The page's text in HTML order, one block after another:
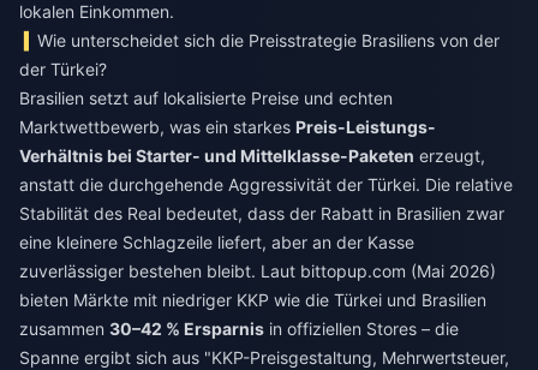
lokalen Einkommen.
Wie unterscheidet sich die Preisstrategie Brasiliens von der
der Türkei?
Brasilien setzt auf lokalisierte Preise und echten
Marktwettbewerb, was ein starkes Preis-Leistungs-
Verhältnis bei Starter- und Mittelklasse-Paketen erzeugt,
anstatt die durchgehende Aggressivität der Türkei. Die relative
Stabilität des Real bedeutet, dass der Rabatt in Brasilien zwar
eine kleinere Schlagzeile liefert, aber an der Kasse
zuverlässiger bestehen bleibt. Laut bittopup.com (Mai 2026)
bieten Märkte mit niedriger KKP wie die Türkei und Brasilien
zusammen 30–42 % Ersparnis in offiziellen Stores – die
Spanne ergibt sich aus "KKP-Preisgestaltung, Mehrwertsteuer,